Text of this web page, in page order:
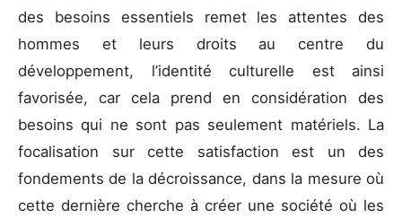
des besoins essentiels remet les attentes des
hommes et leurs droits au centre du
développement, l’identité culturelle est ainsi
favorisée, car cela prend en considération des
besoins qui ne sont pas seulement matériels. La
focalisation sur cette satisfaction est un des
fondements de la décroissance, dans la mesure où
cette dernière cherche à créer une société où les